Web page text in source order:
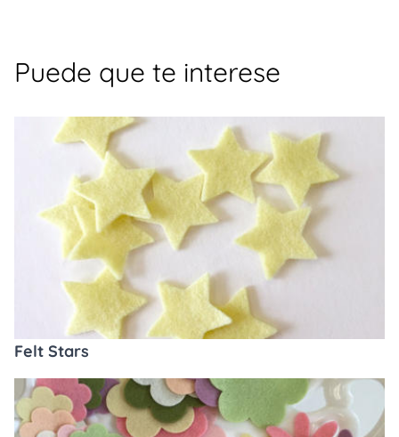
Puede que te interese
Felt Stars